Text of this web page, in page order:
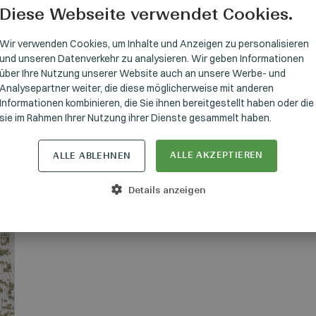
GERMAN
ENGLISH
Diese Webseite verwendet Cookies.
Wir verwenden Cookies, um Inhalte und Anzeigen zu personalisieren
und unseren Datenverkehr zu analysieren. Wir geben Informationen
über Ihre Nutzung unserer Website auch an unsere Werbe- und
Analysepartner weiter, die diese möglicherweise mit anderen
Informationen kombinieren, die Sie ihnen bereitgestellt haben oder die
sie im Rahmen Ihrer Nutzung ihrer Dienste gesammelt haben.
ALLE AKZEPTIEREN
ALLE ABLEHNEN
Details anzeigen